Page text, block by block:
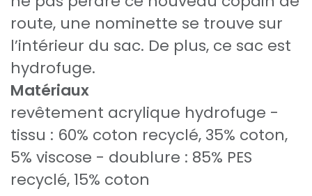
route, une nominette se trouve sur
l’intérieur du sac. De plus, ce sac est
hydrofuge.
Matériaux
revêtement acrylique hydrofuge -
tissu : 60% coton recyclé, 35% coton,
5% viscose - doublure : 85% PES
recyclé, 15% coton